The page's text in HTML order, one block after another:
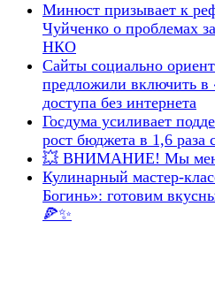
Минюст призывает к
Чуйченко о проблемах
НКО
Сайты социально
предложили включить в
доступа без интернета
Госдума усиливает
рост бюджета в 1,6 раза
💥 ВНИМАНИЕ! Мы
Кулинарный мастер-
Богинь»: готовим
🍕✨